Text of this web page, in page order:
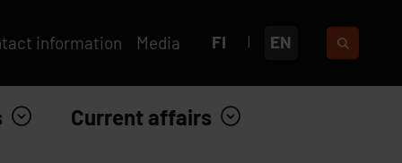
information Media FI EN
Current affairs